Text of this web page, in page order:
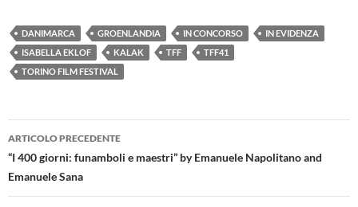
DANIMARCA GROENLANDIA IN CONCORSO
IN EVIDENZA
ISABELLA EKLOF
KALAK TFF
TFF41
TORINO FILM FESTIVAL
Navigazione
articolo
ARTICOLO PRECEDENTE
“I 400 giorni: funamboli e maestri” by Emanuele Napolitano and
Emanuele Sana